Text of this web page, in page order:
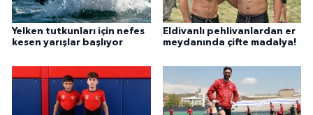
Yelken tutkunları için nefes
kesen yarışlar başlıyor
Eldivanlı pehlivanlardan er
meydanında çifte madalya!